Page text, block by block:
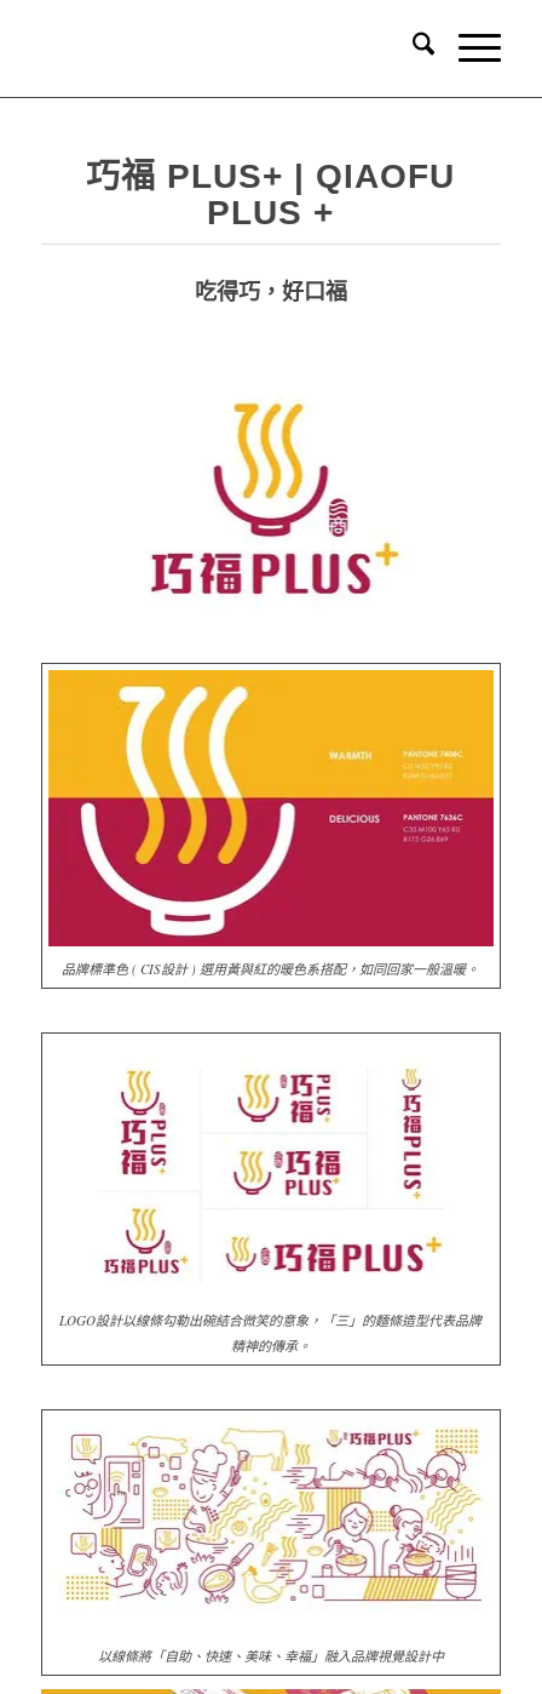
巧福 PLUS+ | QIAOFU
PLUS +
吃得巧，好口福
品牌標準色 ( CIS設計 ) 選用黃與紅的暖色系搭配，如同回家一般溫暖。
LOGO設計以線條勾勒出碗結合微笑的意象，「三」的麵條造型代表品牌
精神的傳承。
以線條將「自助、快速、美味、幸福」融入品牌視覺設計中